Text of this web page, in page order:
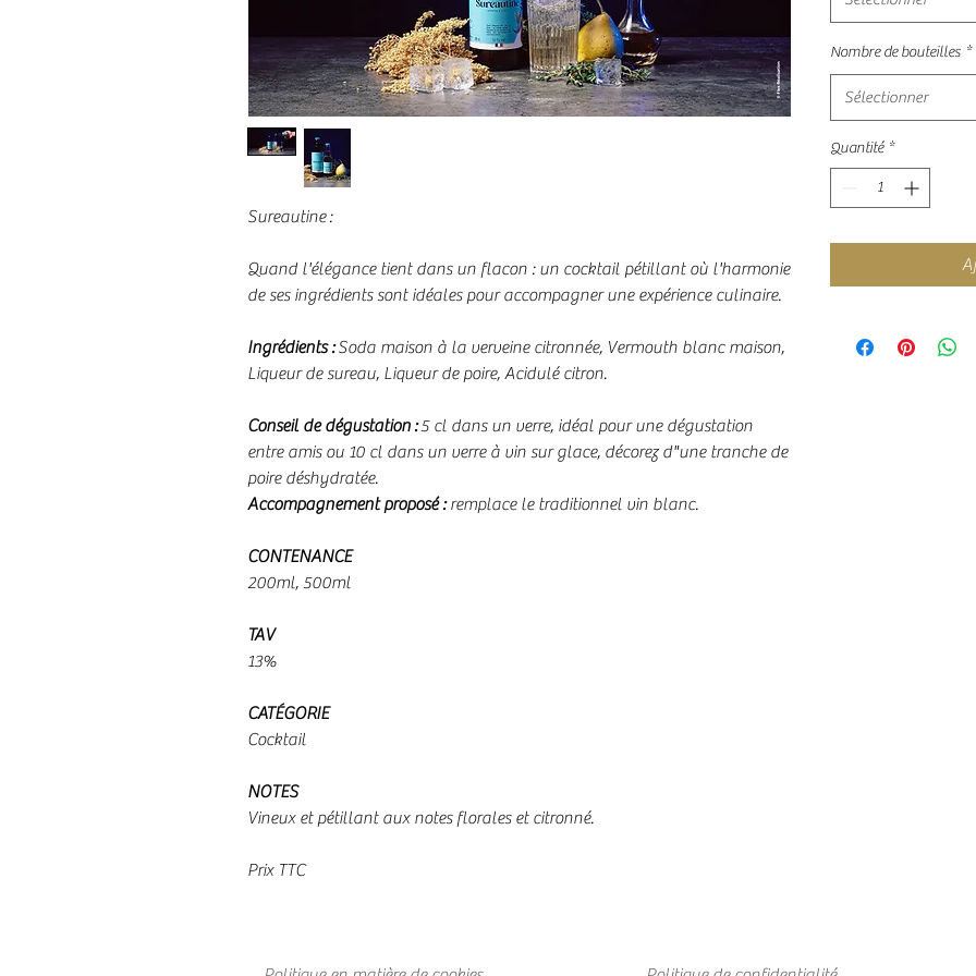
Sureautine:
Quand l'élégance tient dans un flacon : un cocktail pétillant où l'harmonie
de ses ingrédients sont idéales pour accompagner une expérience culinaire.
Ingrédients :Soda maison à la verveine citronnée, Vermouth blanc maison,
Liqueur de sureau, Liqueur de poire, Acidulé citron.
Conseil de dégustation :5 cl dans un verre, idéal pour une dégustation
entre amis ou 10 cl dans un verre à vin sur glace, décorez d"une tranche de
poire déshydratée.
Accompagnement proposé :remplace le traditionnel vin blanc.
CONTENANCE
200ml, 500ml
TAV
13%
CATÉGORIE
Cocktail
NOTES
Vineux et pétillant aux notes florales et citronné.
Prix TTC
Nombre de bouteilles *
Sélectionner
Quantité *